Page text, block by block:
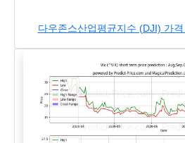
다우존스산업평균지수 (DJI) 가